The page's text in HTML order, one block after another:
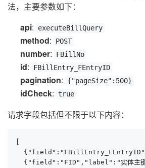
法，主要参数如下：
api: executeBillQuery
method: POST
number: FBillNo
id: FBillEntry_FEntryID
pagination: {"pageSize":500}
idCheck: true
请求字段包括但不限于以下内容：
{"field":"FID","label":"实体